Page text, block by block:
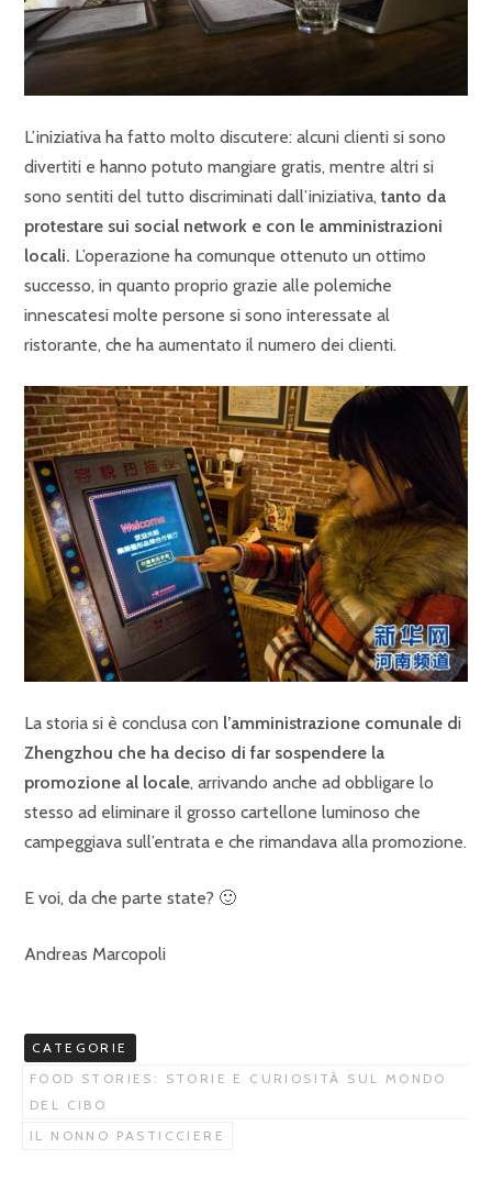
L’iniziativa ha fatto molto discutere: alcuni clienti si sono
divertiti e hanno potuto mangiare gratis, mentre altri si
sono sentiti del tutto discriminati dall’iniziativa, tanto da
protestare sui social network e con le amministrazioni
locali. L’operazione ha comunque ottenuto un ottimo
successo, in quanto proprio grazie alle polemiche
innescatesi molte persone si sono interessate al
ristorante, che ha aumentato il numero dei clienti.
La storia si è conclusa con l’amministrazione comunale di
Zhengzhou che ha deciso di far sospendere la
promozione al locale, arrivando anche ad obbligare lo
stesso ad eliminare il grosso cartellone luminoso che
campeggiava sull’entrata e che rimandava alla promozione.
E voi, da che parte state? 🙂
Andreas Marcopoli
CATEGORIE
FOOD STORIES: STORIE E CURIOSITÀ SUL MONDO
DEL CIBO
IL NONNO PASTICCIERE